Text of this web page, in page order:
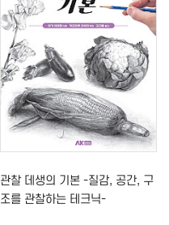
관찰 데생의 기본 -질감, 공간, 구
조를 관찰하는 테크닉-